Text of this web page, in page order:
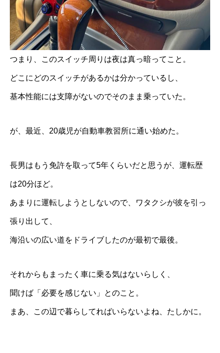
つまり、このスイッチ周りは夜は真っ暗ってこと。
どこにどのスイッチがあるかは分かっているし、
基本性能には支障がないのでそのまま乗っていた。
が、最近、20歳児が自動車教習所に通い始めた。
長男はもう免許を取って5年くらいだと思うが、運転歴
は20分ほど。
あまりに運転しようとしないので、ワタクシが彼を引っ
張り出して、
海沿いの広い道をドライブしたのが最初で最後。
それからもまったく車に乗る気はないらしく、
聞けば「必要を感じない」とのこと。
まあ、この辺で暮らしてればいらないよね、たしかに。